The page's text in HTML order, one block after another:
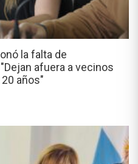
la falta de
afuera a vecinos
años"